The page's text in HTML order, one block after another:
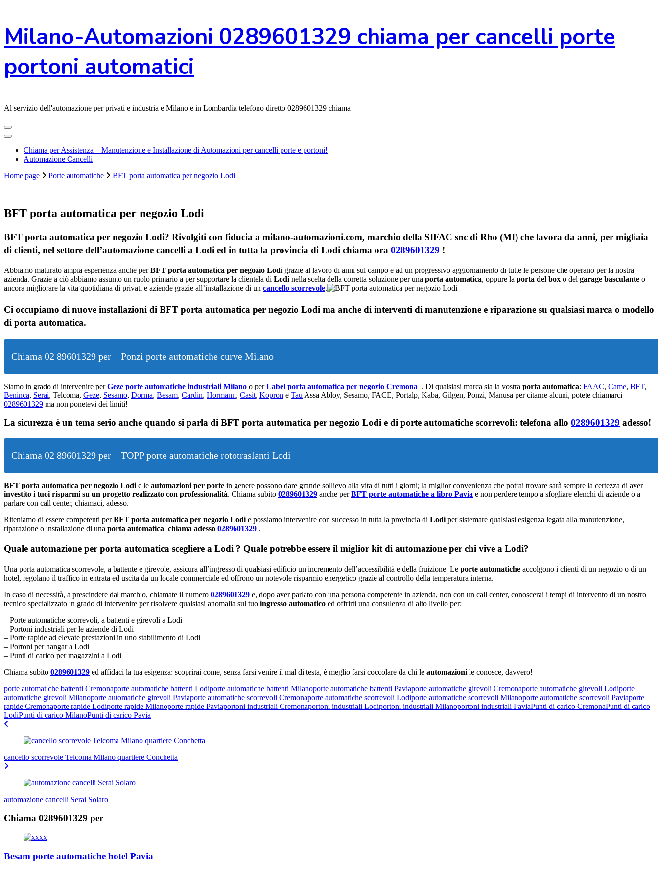
al
contenuto
Milano-Automazioni 0289601329 chiama per cancelli porte
portoni automatici
Al servizio dell'automazione per privati e industria e Milano e in Lombardia telefono diretto 0289601329 chiama
Chiama per Assistenza – Manutenzione e Installazione di Automazioni per cancelli porte e portoni!
Automazione Cancelli
Home page
Porte automatiche BFT porta automatica per negozio Lodi
BFT porta automatica per negozio Lodi
BFT porta automatica per negozio Lodi? Rivolgiti con fiducia a milano-automazioni.com, marchio della SIFAC snc di Rho (MI) che lavora da anni, per migliaia
di clienti, nel settore dell’automazione cancelli a Lodi ed in tutta la provincia di Lodi chiama ora 0289601329 !
Abbiamo maturato ampia esperienza anche perBFT porta automatica per negozio Lodi grazie al lavoro di anni sul campo e ad un progressivo aggiornamento di tutte le persone che operano per la nostra
azienda. Grazie a ciò abbiamo assunto un ruolo primario a per supportare la clientela di Lodi nella scelta della corretta soluzione per una porta automatica, oppure la porta del box o del garage basculante o
ancora migliorare la vita quotidiana di privati e aziende grazie all’installazione di un cancello scorrevole.
Ci occupiamo di nuove installazioni di BFT porta automatica per negozio Lodi ma anche di interventi di manutenzione e riparazione su qualsiasi marca o modello
di porta automatica.
Chiama 02 89601329 per Ponzi porte automatiche curve Milano
Siamo in grado di intervenire perGeze porte automatiche industriali Milano o perLabel porta automatica per negozio Cremona . Di qualsiasi marca sia la vostra porta automatica: FAAC, Came, BFT,
Beninca, Serai, Telcoma, Geze, Sesamo, Dorma, Besam, Cardin, Hormann, Casit, Kopron e Tau Assa Abloy, Sesamo, FACE, Portalp, Kaba, Gilgen, Ponzi, Manusa per citarne alcuni, potete chiamarci
0289601329 ma non ponetevi dei limiti!
La sicurezza è un tema serio anche quando si parla di BFT porta automatica per negozio Lodi e di porte automatiche scorrevoli: telefona allo 0289601329 adesso!
Chiama 02 89601329 per TOPP porte automatiche rototraslanti Lodi
BFT porta automatica per negozio Lodi e le automazioni per porte in genere possono dare grande sollievo alla vita di tutti i giorni; la miglior convenienza che potrai trovare sarà sempre la certezza di aver
investito i tuoi risparmi su un progetto realizzato con professionalità. Chiama subito 0289601329 anche perBFT porte automatiche a libro Pavia e non perdere tempo a sfogliare elenchi di aziende o a
parlare con call center, chiamaci, adesso.
Riteniamo di essere competenti perBFT porta automatica per negozio Lodi e possiamo intervenire con successo in tutta la provincia di Lodi per sistemare qualsiasi esigenza legata alla manutenzione,
riparazione o installazione di una porta automatica: chiama adesso 0289601329 .
Quale automazione per porta automatica scegliere a Lodi ? Quale potrebbe essere il miglior kit di automazione per chi vive a Lodi?
Una porta automatica scorrevole, a battente e girevole, assicura all’ingresso di qualsiasi edificio un incremento dell’accessibilità e della fruizione. Le porte automatiche accolgono i clienti di un negozio o di un
hotel, regolano il traffico in entrata ed uscita da un locale commerciale ed offrono un notevole risparmio energetico grazie al controllo della temperatura interna.
In caso di necessità, a prescindere dal marchio, chiamate il numero 0289601329 e, dopo aver parlato con una persona competente in azienda, non con un call center, conoscerai i tempi di intervento di un nostro
tecnico specializzato in grado di intervenire per risolvere qualsiasi anomalia sul tuo ingresso automatico ed offrirti una consulenza di alto livello per:
– Porte automatiche scorrevoli, a battenti e girevoli a Lodi
– Portoni industriali per le aziende di Lodi
– Porte rapide ad elevate prestazioni in uno stabilimento di Lodi
– Portoni per hangar a Lodi
– Punti di carico per magazzini a Lodi
Chiama subito 0289601329 ed affidaci la tua esigenza: scoprirai come, senza farsi venire il mal di testa, è meglio farsi coccolare da chi le automazioni le conosce, davvero!
porte automatiche battenti Cremonaporte automatiche battenti Lodiporte automatiche battenti Milanoporte automatiche battenti Paviaporte automatiche girevoli Cremonaporte automatiche girevoli Lodiporte
automatiche girevoli Milanoporte automatiche girevoli Paviaporte automatiche scorrevoli Cremonaporte automatiche scorrevoli Lodiporte automatiche scorrevoli Milanoporte automatiche scorrevoli Paviaporte
rapide Cremonaporte rapide Lodiporte rapide Milanoporte rapide Paviaportoni industriali Cremonaportoni industriali Lodiportoni industriali Milanoportoni industriali PaviaPunti di carico CremonaPunti di carico
LodiPunti di carico MilanoPunti di carico Pavia
Navigazione
articoli
cancello scorrevole Telcoma Milano quartiere Conchetta
automazione cancelli Serai Solaro
Chiama 0289601329 per
Besam porte automatiche hotel Pavia